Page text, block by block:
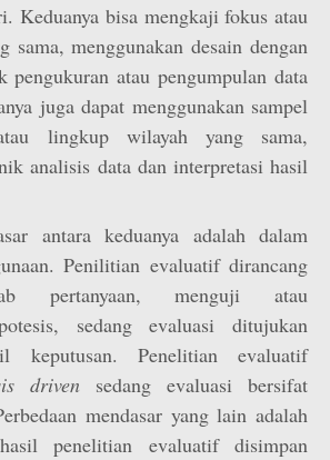
Keduanya bisa mengkaji fokus atau
sama, menggunakan desain dengan
pengukuran atau pengumpulan data
juga dapat menggunakan sampel
lingkup wilayah yang sama,
analisis data dan interpretasi hasil
antara keduanya adalah dalam
Penilitian evaluatif dirancang
pertanyaan, menguji atau
sedang evaluasi ditujukan
keputusan. Penelitian evaluatif
driven sedang evaluasi bersifat
mendasar yang lain adalah
hasil penelitian evaluatif disimpan